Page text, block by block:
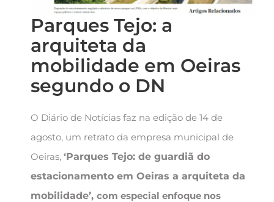
Parques Tejo: a
arquiteta da
mobilidade em Oeiras
segundo o DN
O Diário de Notícias faz na edição de 14 de
agosto, um retrato da empresa municipal de
Oeiras, ‘Parques Tejo: de guardiã do
estacionamento em Oeiras a arquiteta da
mobilidade’, com especial enfoque nos